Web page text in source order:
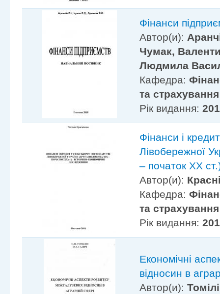
Фінанси
Автор(и):
Чумак,
Людмила
Кафедра:
та страхування
Рік видання:
Фінанси і
Лівобережної
– початок ХХ
Автор(и):
Кафедра:
та страхування
Рік видання:
Економічні
відносин в
Автор(и):